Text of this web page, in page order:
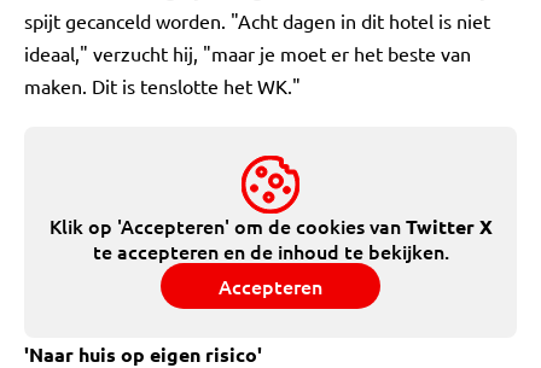
spijt gecanceld worden. "Acht dagen in dit hotel is niet
ideaal," verzucht hij, "maar je moet er het beste van
maken. Dit is tenslotte het WK."
Klik op 'Accepteren' om de cookies vanTwitter X
te accepteren en de inhoud te bekijken.
Accepteren
'Naar huis op eigen risico'